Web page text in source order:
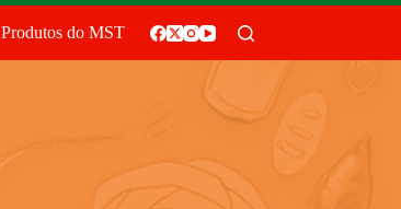
Produtos do MST